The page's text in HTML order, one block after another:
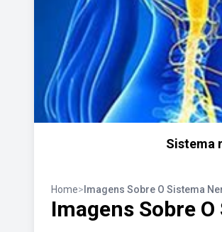
Sistema
Home> Imagens Sobre O Sistema
Imagens Sobre